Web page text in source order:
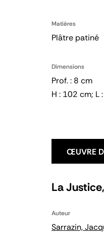
Matières
Plâtre patiné
Dimensions
Prof. : 8 cm
H : 102 cm; L
ŒUVRE
La
Auteur
Sarrazin,